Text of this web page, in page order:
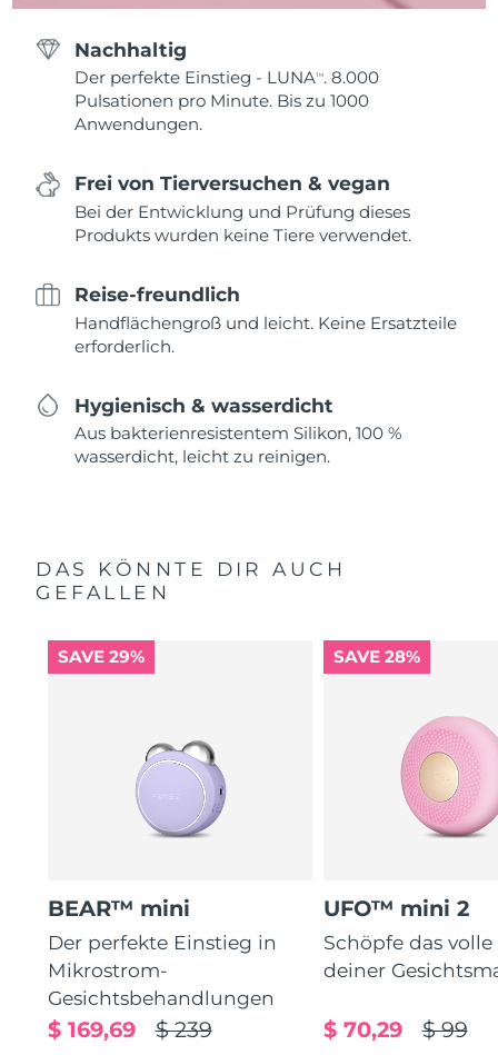
Nachhaltig
Der perfekte Einstieg - LUNATM . 8.000
Pulsationen pro Minute. Bis zu 1000
Anwendungen.
Frei von Tierversuchen & vegan
Bei der Entwicklung und Prüfung dieses
Produkts wurden keine Tiere verwendet.
Reise-freundlich
Handflächengroß und leicht. Keine Ersatzteile
erforderlich.
Hygienisch & wasserdicht
Aus bakterienresistentem Silikon, 100 %
wasserdicht, leicht zu reinigen.
DAS KÖNNTE DIR AUCH
GEFALLEN
SAVE 29%
BEAR™ mini
Der perfekte Einstieg in
Mikrostrom-
Gesichtsbehandlungen
$ 239
$ 169,69
SAVE 28%
UFO™ mini 2
Schöpfe das
deiner
$ 99
$ 70,29